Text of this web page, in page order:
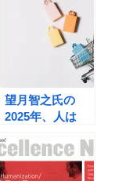
ンスの成功原則の
望月智之氏の
2025年、人は
くなるの書評